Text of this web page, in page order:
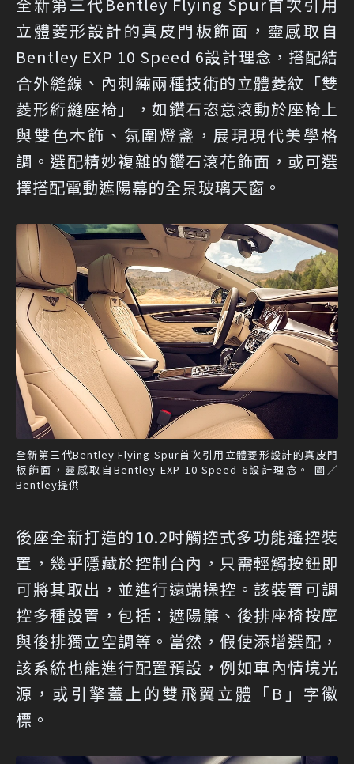
立體菱形設計的真皮門板飾面，靈感取自
Bentley EXP 10 Speed 6設計理念，搭配結
合外縫線、內刺繡兩種技術的立體菱紋「雙
菱形絎縫座椅」，如鑽石恣意滾動於座椅上
與雙色木飾、氛圍燈盞，展現現代美學格
調。選配精妙複雜的鑽石滾花飾面，或可選
擇搭配電動遮陽幕的全景玻璃天窗。
全新第三代Bentley Flying Spur首次引用立體菱形設計的真皮門
板飾面，靈感取自Bentley EXP 10 Speed 6設計理念。 圖／
Bentley提供
後座全新打造的10.2吋觸控式多功能遙控裝
置，幾乎隱藏於控制台內，只需輕觸按鈕即
可將其取出，並進行遠端操控。該裝置可調
控多種設置，包括：遮陽簾、後排座椅按摩
與後排獨立空調等。當然，假使添增選配，
該系統也能進行配置預設，例如車內情境光
源，或引擎蓋上的雙飛翼立體「B」字徽
標。